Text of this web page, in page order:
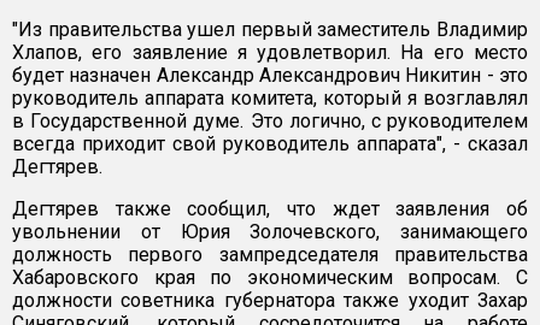
"Из правительства ушел первый заместитель Владимир
Хлапов, его заявление я удовлетворил. На его место
будет назначен Александр Александрович Никитин - это
руководитель аппарата комитета, который я возглавлял
в Государственной думе. Это логично, с руководителем
всегда приходит свой руководитель аппарата", - сказал
Дегтярев.
Дегтярев также сообщил, что ждет заявления об
увольнении от Юрия Золочевского, занимающего
должность первого зампредседателя правительства
Хабаровского края по экономическим вопросам. С
должности советника губернатора также уходит Захар